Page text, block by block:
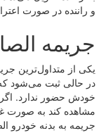
و راننده در صورت
جریمه
یکی از متداول‌ترین
در حالی ثبت می‌شود که
خودش حضور ندارد. اگر
مشاهده کند به صورت
جریمه به بدنه خودرو